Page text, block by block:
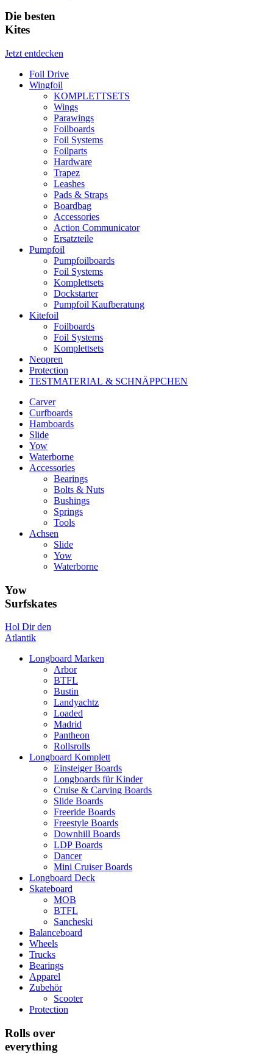
Die besten
Kites
Jetzt entdecken
Foil Drive
Wingfoil
KOMPLETTSETS
Wings
Parawings
Foilboards
Foil Systems
Foilparts
Hardware
Trapez
Leashes
Pads & Straps
Boardbag
Accessories
Action Communicator
Ersatzteile
Pumpfoil
Pumpfoilboards
Foil Systems
Komplettsets
Dockstarter
Pumpfoil Kaufberatung
Kitefoil
Foilboards
Foil Systems
Komplettsets
Neopren
Protection
TESTMATERIAL & SCHNÄPPCHEN
Carver
Curfboards
Hamboards
Slide
Yow
Waterborne
Accessories
Bearings
Bolts & Nuts
Bushings
Springs
Tools
Achsen
Slide
Yow
Waterborne
Yow
Surfskates
Hol Dir den
Atlantik
Longboard Marken
Arbor
BTFL
Bustin
Landyachtz
Loaded
Madrid
Pantheon
Rollsrolls
Longboard Komplett
Einsteiger Boards
Longboards für Kinder
Cruise & Carving Boards
Slide Boards
Freeride Boards
Freestyle Boards
Downhill Boards
LDP Boards
Dancer
Mini Cruiser Boards
Longboard Deck
Skateboard
MOB
BTFL
Sancheski
Balanceboard
Wheels
Trucks
Bearings
Apparel
Zubehör
Scooter
Protection
Rolls over
everything